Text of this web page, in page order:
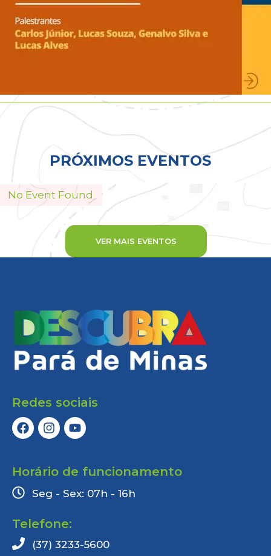
PRÓXIMOS EVENTOS
Todos
No Event Found
VER MAIS EVENTOS
Redes sociais
Horário de funcionamento
Seg - Sex: 07h - 16h
Telefone:
(37) 3233-5600